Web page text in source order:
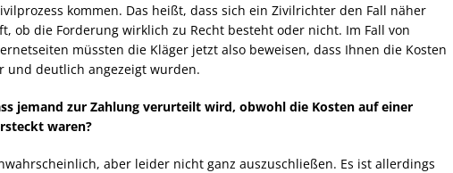
kommen. Das heißt, dass sich ein Zivilrichter den Fall näher
ob die Forderung wirklich zu Recht besteht oder nicht. Im Fall von
müssten die Kläger jetzt also beweisen, dass Ihnen die Kosten
und deutlich angezeigt wurden.
jemand zur Zahlung verurteilt wird, obwohl die Kosten auf einer
waren?
aber leider nicht ganz auszuschließen. Es ist allerdings